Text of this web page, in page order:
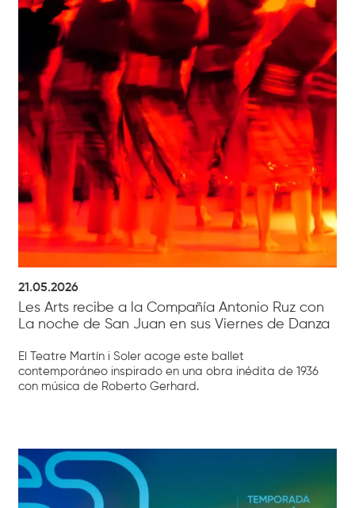
21.05.2026
Les Arts recibe a la Compañía Antonio Ruz con
La noche de San Juan en sus Viernes de Danza
El Teatre Martín i Soler acoge este ballet
contemporáneo inspirado en una obra inédita de 1936
con música de Roberto Gerhard.